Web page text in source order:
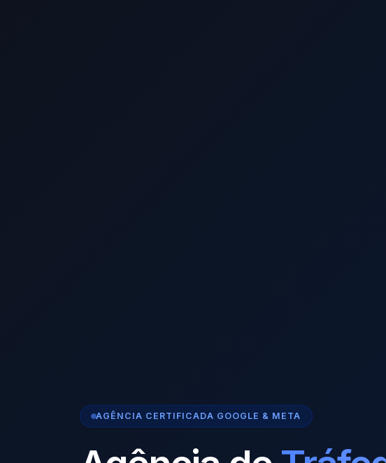
AGÊNCIA CERTIFICADA GOOGLE & META